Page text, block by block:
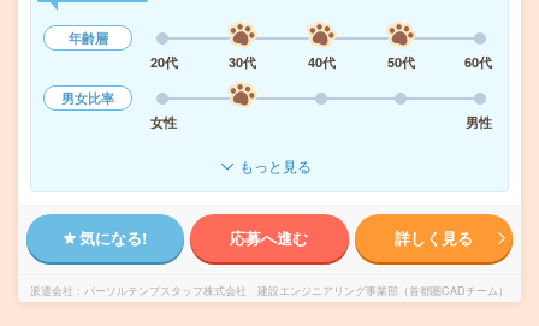
年齢層
20代
30代 40代 50代
60代
男女比率
女性
男性
もっと見る
気になる! 応募へ進む 詳しく見る
派遣会社 パーソルテンプスタッフ株式会社 建設エンジニアリング事業部（首都圏CADチーム）